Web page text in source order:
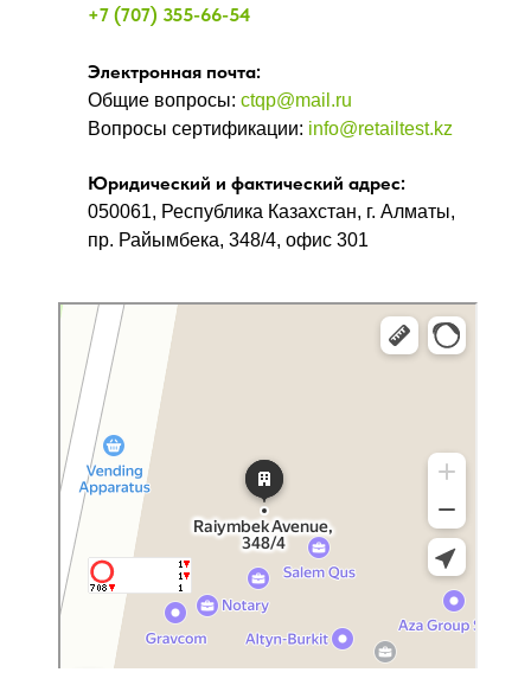
Электронная почта:
Общие вопросы: ctqp@mail.ru
Вопросы сертификации: info@retailtest.kz
Юридический и фактический адрес:
050061, Республика Казахстан, г. Алматы,
пр. Райымбека, 348/4, офис 301
+7 (707) 355-66-54